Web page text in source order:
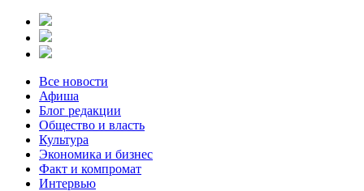
Все новости
Афиша
Блог редакции
Общество и власть
Культура
Экономика и бизнес
Факт и компромат
Интервью